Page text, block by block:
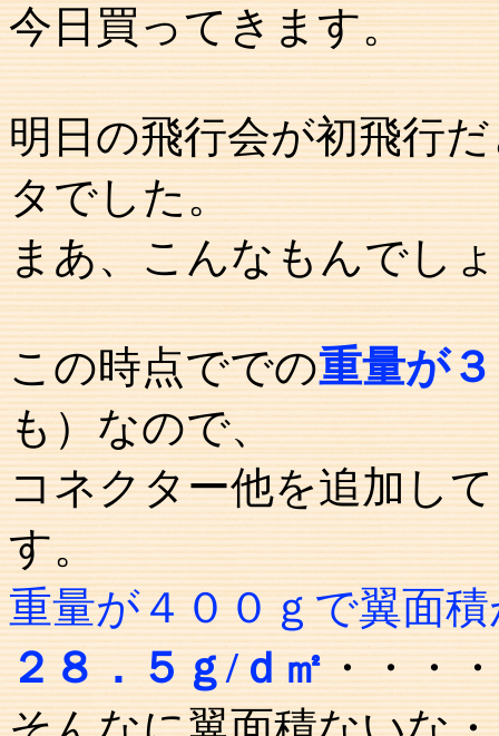
今日買ってきます。
明日の飛行会が初飛行
タでした。
まあ、こんなもんでし
この時点ででの重量が
も）なので、
コネクター他を追加し
す。
重量が４００ｇで翼面
２８．５ｇ/ｄ㎡・・・